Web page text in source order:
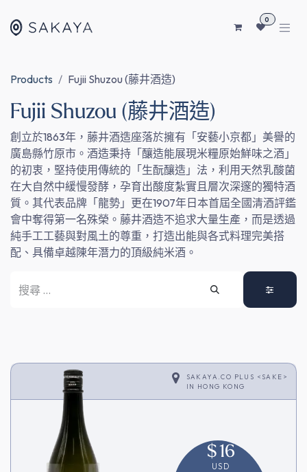
0
Products Fujii Shuzou (藤井酒造)
Fujii Shuzou (藤井酒造)
創立於1863年，藤井酒造座落於擁有「安藝小京都」美譽的
廣島縣竹原市。酒造秉持「釀造能展現米糧原始鮮味之酒」
的初衷，堅持使用傳統的「生酛釀造」法，利用天然乳酸菌
在大自然中緩慢發酵，孕育出酸度紮實且層次深邃的獨特酒
質。其代表品牌「龍勢」更在1907年日本首屆全國清酒評鑑
會中奪得第一名殊榮。藤井酒造不追求大量生產，而是透過
純手工工藝與對風土的尊重，打造出能與各式料理完美搭
配、具備卓越陳年潛力的頂級純米酒。
SAKAYA.CO PLUS <SAKE>
IN HONG KONG
$16
USD